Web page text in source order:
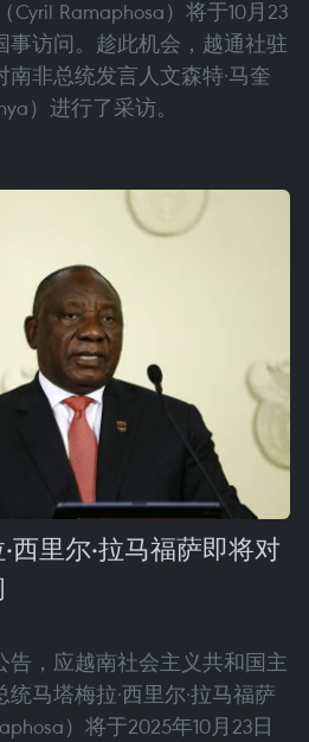
Ramaphosa）将于10月23
事访问。趁此机会，越通社驻
非总统发言人文森特·马奎
）进行了采访。
西里尔·拉马福萨即将对
告，应越南社会主义共和国主
马塔梅拉·西里尔·拉马福萨
）将于2025年10月23日